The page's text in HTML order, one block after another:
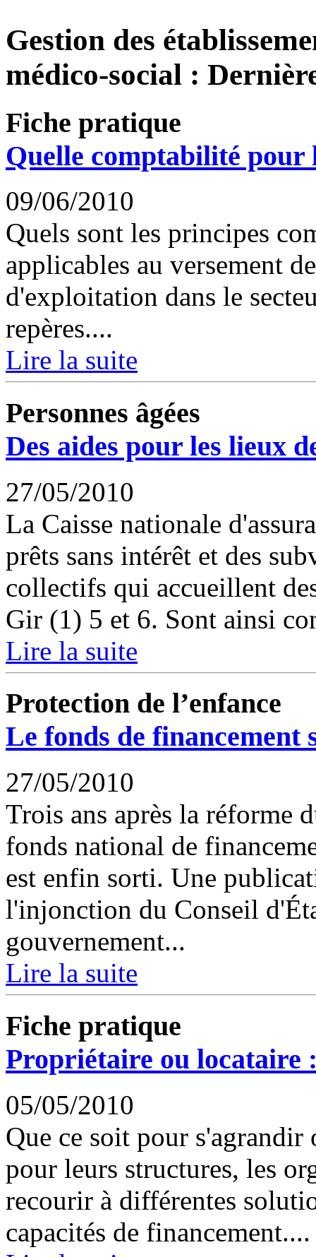
Gestion des
médico-social :
Fiche pratique
Quelle comptabilité pour
09/06/2010
Quels sont les principes
applicables au versement
d'exploitation dans le
repères....
Lire la suite
Personnes âgées
Des aides pour les lieux
27/05/2010
La Caisse nationale
prêts sans intérêt et des
collectifs qui accueillent
Gir (1) 5 et 6. Sont ainsi
Lire la suite
Protection de l’enfance
Le fonds de financement
27/05/2010
Trois ans après la réforme
fonds national de
est enfin sorti. Une
l'injonction du Conseil
gouvernement...
Lire la suite
Fiche pratique
Propriétaire ou locataire
05/05/2010
Que ce soit pour s'agrandir
pour leurs structures, les
recourir à différentes
capacités de financement....